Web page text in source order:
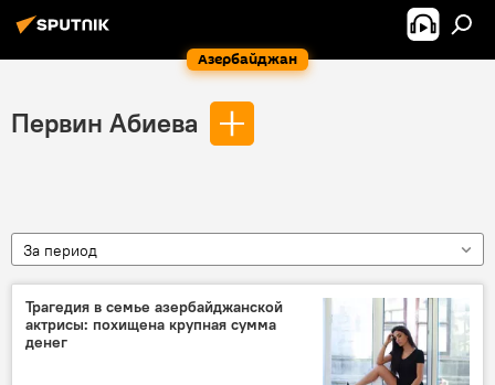
Азербайджан
Первин Абиева
За период
Трагедия в семье азербайджанской
актрисы: похищена крупная сумма
денег